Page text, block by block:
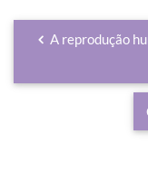
A reprodução